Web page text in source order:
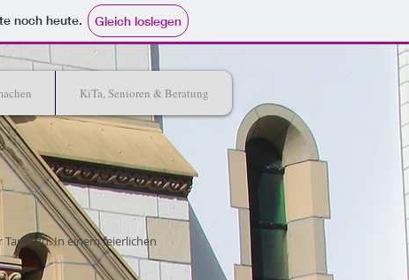
noch heute. Gleich loslegen
KiTa, Senioren & Beratung
zu. In einem feierlichen